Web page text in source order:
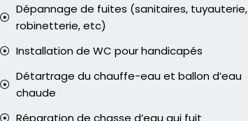
Dépannage de fuites (sanitaires, tuyauterie,
robinetterie, etc)
Installation de WC pour handicapés
Détartrage du chauffe-eau et ballon d’eau
chaude
Réparation de chasse d’eau qui fuit